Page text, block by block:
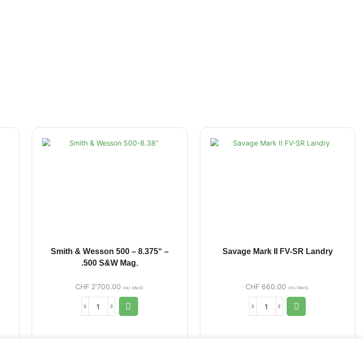
Smith & Wesson 500 – 8.375“ –
.500 S&W Mag.
CHF2'700.00 inkl. MwSt.
Savage Mark II FV-SR Landry
CHF 660.00 inkl. MwSt.